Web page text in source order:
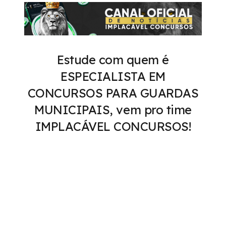
Estude com quem é
ESPECIALISTA EM
CONCURSOS PARA GUARDAS
MUNICIPAIS, vem pro time
IMPLACÁVEL CONCURSOS!